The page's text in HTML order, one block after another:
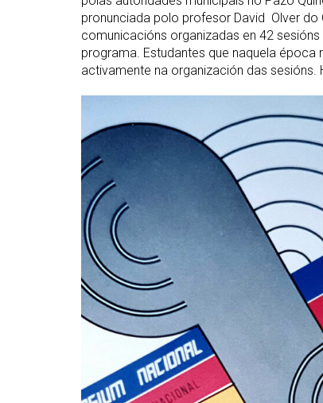
pronunciada polo profesor David Olver do
comunicacións organizadas en 42
programa. Estudantes que naquela
activamente na organización das sesións.